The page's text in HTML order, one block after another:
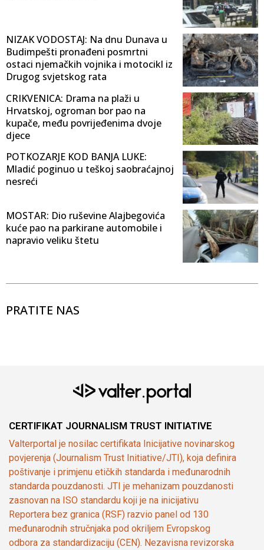
NIZAK VODOSTAJ: Na dnu Dunava u
Budimpešti pronađeni posmrtni
ostaci njemačkih vojnika i motocikl iz
Drugog svjetskog rata
CRIKVENICA: Drama na plaži u
Hrvatskoj, ogroman bor pao na
kupače, među povrijeđenima dvoje
djece
POTKOZARJE KOD BANJA LUKE:
Mladić poginuo u teškoj saobraćajnoj
nesreći
MOSTAR: Dio ruševine Alajbegovića
kuće pao na parkirane automobile i
napravio veliku štetu
PRATITE NAS
CERTIFIKAT JOURNALISM TRUST INITIATIVE
Valterportal je nosilac certifikata Inicijative novinarskog
povjerenja (Journalism Trust Initiative/JTI), koja definira
poštivanje i primjenu etičkih standarda i međunarodnih
standarda pouzdanosti. JTI je mehanizam pouzdanosti
zasnovan na ISO standardu koji je na inicijativu
Reportera bez granica (RSF) razvio panel od 130
međunarodnih stručnjaka pod okriljem Evropskog
odbora za standardizaciju (CEN). Nezavisna revizorska